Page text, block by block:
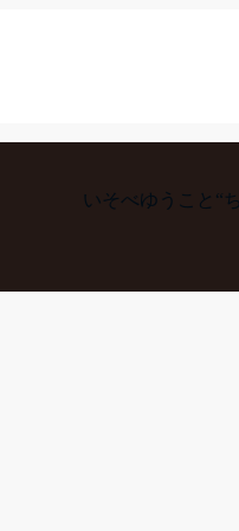
いそべゆうこと“